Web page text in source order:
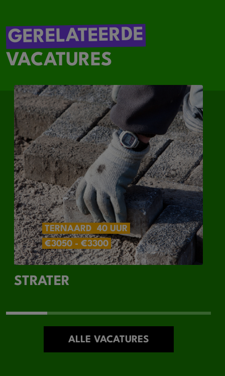
GERELATEERDE
VACATURES
TERNAARD
40 UUR
€3050 - €3300
STRATER
ALLE VACATURES